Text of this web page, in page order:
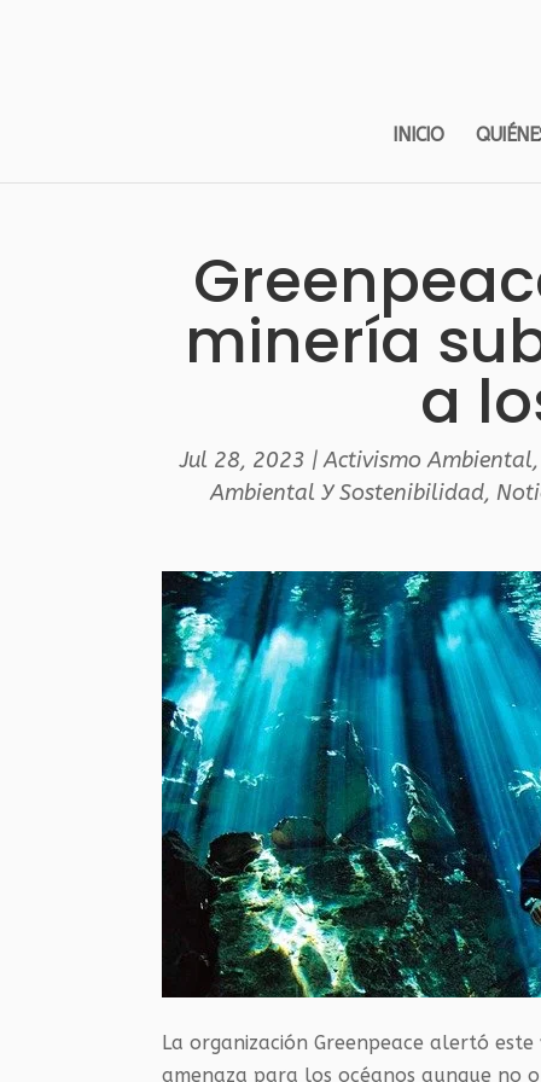
INICIO
minería
a
Jul 28, 2023 |Activismo Ambiental
Ambiental Y Sostenibilidad,
La organización Greenpeace alertó
amenaza para los océanos aunque no